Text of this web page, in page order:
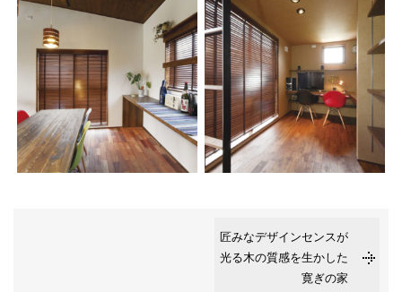
匠みなデザインセンスが
光る木の質感を生かした
寛ぎの家